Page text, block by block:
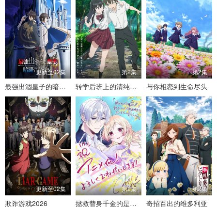
更新至02集
最强出涸皇子的暗跃帝位争夺
第2集
转学后班上的清纯可爱美少女，竟是小时候玩在一起的哥儿们
第2集
与你相恋到生命尽头
更新至02集
欺诈游戏2026
第2集
拯救替身千金的是冷酷无情冰之王子的爱
第2集
奇招百出的维多利亚